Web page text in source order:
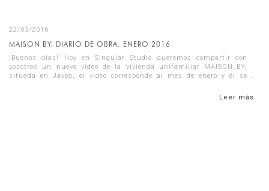
22/03/2016
MAISON BY. DIARIO DE OBRA: ENERO 2016
¡Buenos días! Hoy en Singular Studio queremos compartir con
vosotros un nuevo video de la vivienda unifamiliar MAISON_BY,
situada en Jávea, el video corresponde al mes de enero y él se
Leer más